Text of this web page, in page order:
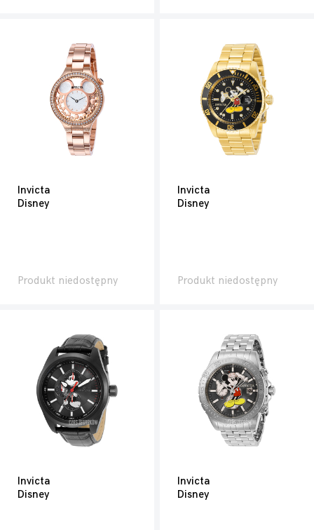
Invicta
Disney
Produkt niedostępny
Invicta
Disney
Produkt niedostępny
Invicta
Disney
Invicta
Disney